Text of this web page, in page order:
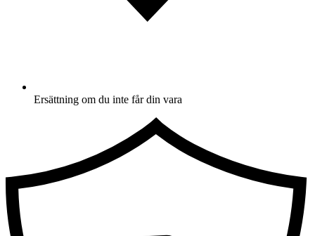
Ersättning om du inte får din vara